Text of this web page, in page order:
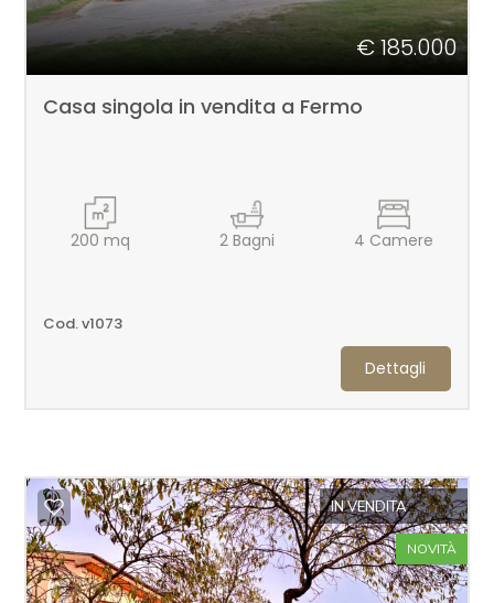
€ 185.000
Casa singola in vendita a Fermo
200 mq 2Bagni 4 Camere
Cod. v1073
Dettagli
IN VENDITA
NOVITÀ
Qualsiasi
Prezzo